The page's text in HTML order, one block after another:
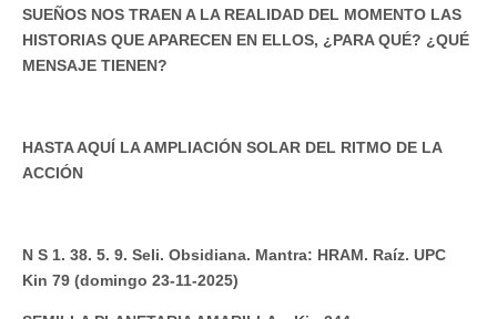
SUEÑOS NOS TRAEN A LA REALIDAD DEL MOMENTO LAS
HISTORIAS QUE APARECEN EN ELLOS, ¿PARA QUÉ? ¿QUÉ
MENSAJE TIENEN?
HASTA AQUÍ LA AMPLIACIÓN SOLAR DEL RITMO DE LA
ACCIÓN
N S 1. 38. 5. 9. Seli. Obsidiana. Mantra: HRAM. Raíz. UPC
Kin 79 (domingo 23-11-2025)